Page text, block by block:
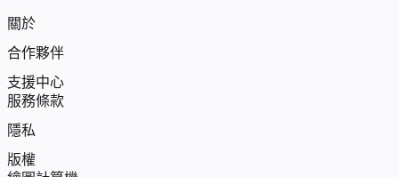
關於
合作夥伴
支援中心
服務條款
隱私
版權